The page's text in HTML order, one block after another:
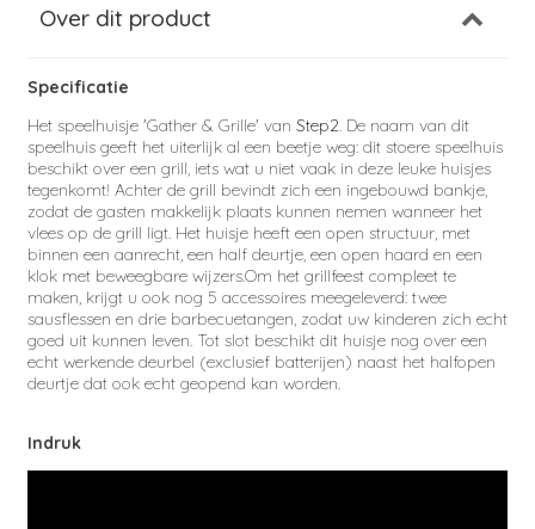
Over dit product
Specificatie
Het speelhuisje 'Gather & Grille' van Step2. De naam van dit
speelhuis geeft het uiterlijk al een beetje weg: dit stoere speelhuis
beschikt over een grill, iets wat u niet vaak in deze leuke huisjes
tegenkomt! Achter de grill bevindt zich een ingebouwd bankje,
zodat de gasten makkelijk plaats kunnen nemen wanneer het
vlees op de grill ligt. Het huisje heeft een open structuur, met
binnen een aanrecht, een half deurtje, een open haard en een
klok met beweegbare wijzers.Om het grillfeest compleet te
maken, krijgt u ook nog 5 accessoires meegeleverd: twee
sausflessen en drie barbecuetangen, zodat uw kinderen zich echt
goed uit kunnen leven. Tot slot beschikt dit huisje nog over een
echt werkende deurbel (exclusief batterijen) naast het halfopen
deurtje dat ook echt geopend kan worden.
Indruk